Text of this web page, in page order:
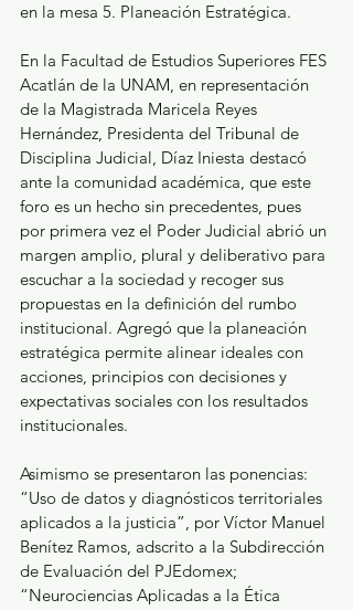
en la mesa 5. Planeación Estratégica.
En la Facultad de Estudios Superiores FES
Acatlán de la UNAM, en representación
de la Magistrada Maricela Reyes
Hernández, Presidenta del Tribunal de
Disciplina Judicial, Díaz Iniesta destacó
ante la comunidad académica, que este
foro es un hecho sin precedentes, pues
por primera vez el Poder Judicial abrió un
margen amplio, plural y deliberativo para
escuchar a la sociedad y recoger sus
propuestas en la definición del rumbo
institucional. Agregó que la planeación
estratégica permite alinear ideales con
acciones, principios con decisiones y
expectativas sociales con los resultados
institucionales.
Asimismo se presentaron las ponencias:
“Uso de datos y diagnósticos territoriales
aplicados a la justicia”, por Víctor Manuel
Benítez Ramos, adscrito a la Subdirección
de Evaluación del PJEdomex;
“Neurociencias Aplicadas a la Ética